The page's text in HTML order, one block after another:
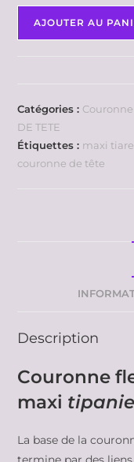
AJOUTER AU
Catégories :
DE TETE
Étiquettes : maxi
couronne de tête
Description
Couronne
maxi tipanie
La base de la